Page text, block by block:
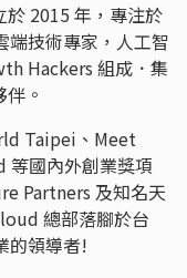
2015 年，專注於
端技術專家，人工智
Hackers 組成．集
。
Taipei、Meet
等國內外創業獎項
Partners 及知名天
總部落腳於台
的領導者!